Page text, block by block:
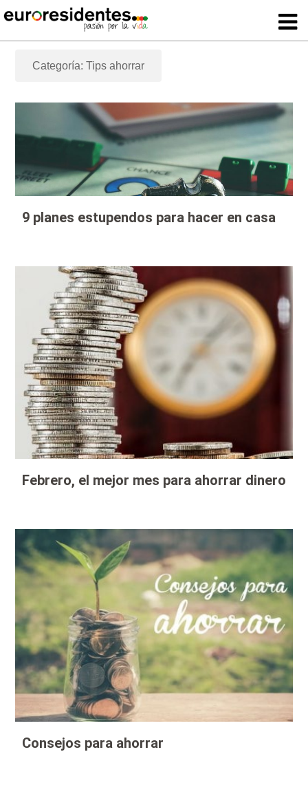
Categoría: Tips ahorrar
9 planes estupendos para hacer en casa
Febrero, el mejor mes para ahorrar dinero
Consejos para ahorrar